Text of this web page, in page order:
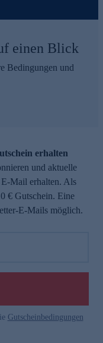
einen Blick
Bedingungen und
erhalten
und aktuelle
Mail erhalten. Als
€ Gutschein. Eine
E-Mails möglich.
Gutscheinbedingungen